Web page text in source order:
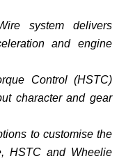
system delivers
and engine
Control (HSTC)
character and gear
to customise the
HSTC and Wheelie